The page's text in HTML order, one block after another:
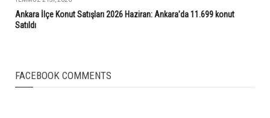
Ankara İlçe Konut Satışları 2026 Haziran: Ankara’da 11.699 konut
Satıldı
FACEBOOK COMMENTS